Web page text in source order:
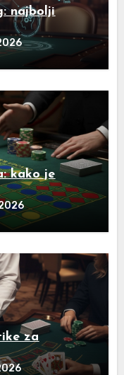
najbolji
kako je
za